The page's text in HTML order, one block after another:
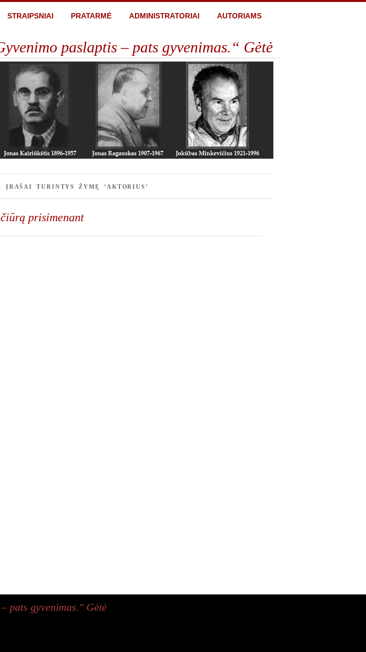
STRAIPSNIAI PRATARMĖ ADMINISTRATORIAI AUTORIAMS
paslaptis – pats gyvenimas.“ Gėtė
ĮRAŠAI TURINTYS ŽYMĘ ‘AKTORIUS’
prisimenant
pats gyvenimas." Gėtė